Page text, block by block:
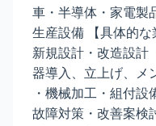
車・半導体・家電製
生産設備 【具体的
新規設計・改造設計
器導入、立上げ、メ
・機械加工・組付設
故障対策・改善案検